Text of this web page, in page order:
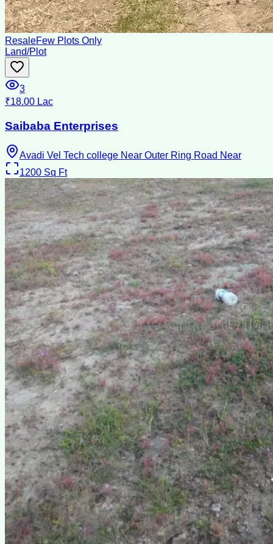
ResaleFew Plots Only
Land/Plot
3
₹18.00 Lac
Saibaba Enterprises
Avadi Vel Tech college Near Outer Ring Road Near
1200 Sq Ft